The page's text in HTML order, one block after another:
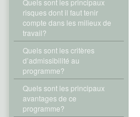
Quels sont les principaux
risques dont il faut tenir
compte dans les milieux de
travail?
Quels sont les critères
d’admissibilité au
programme?
Quels sont les principaux
avantages de ce
programme?